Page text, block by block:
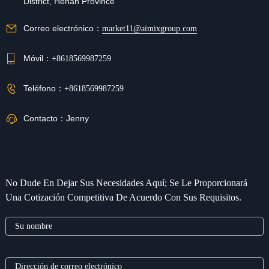
Correo electrónico： market11@aimixgroup.com
Móvil： +8618569987259
Teléfono： +8618569987259
Contacto： Jenny
No Dude En Dejar Sus Necesidades Aquí; Se Le Proporcionará
Una Cotización Competitiva De Acuerdo Con Sus Requisitos.